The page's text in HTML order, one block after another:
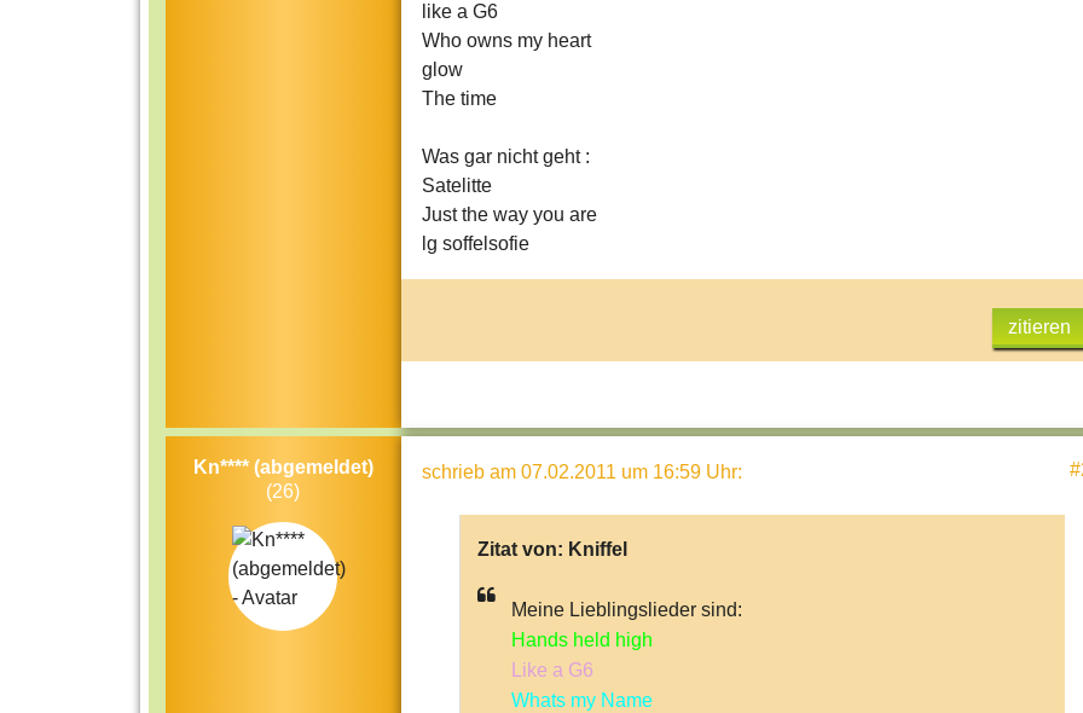
like a G6
Who owns my heart
glow
The time
Was gar nicht geht :
Satelitte
Just the way you are
lg soffelsofie
zitieren
Kn**** (abgemeldet)
(26)
schrieb am 07.02.2011 um 16:59 Uhr:
Zitat von: Kniffel
Meine Lieblingslieder sind:
Hands held high
Like a G6
Whats my Name